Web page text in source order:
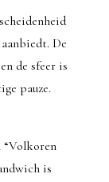
De
de sfeer is
pauze.
“Volkoren
is